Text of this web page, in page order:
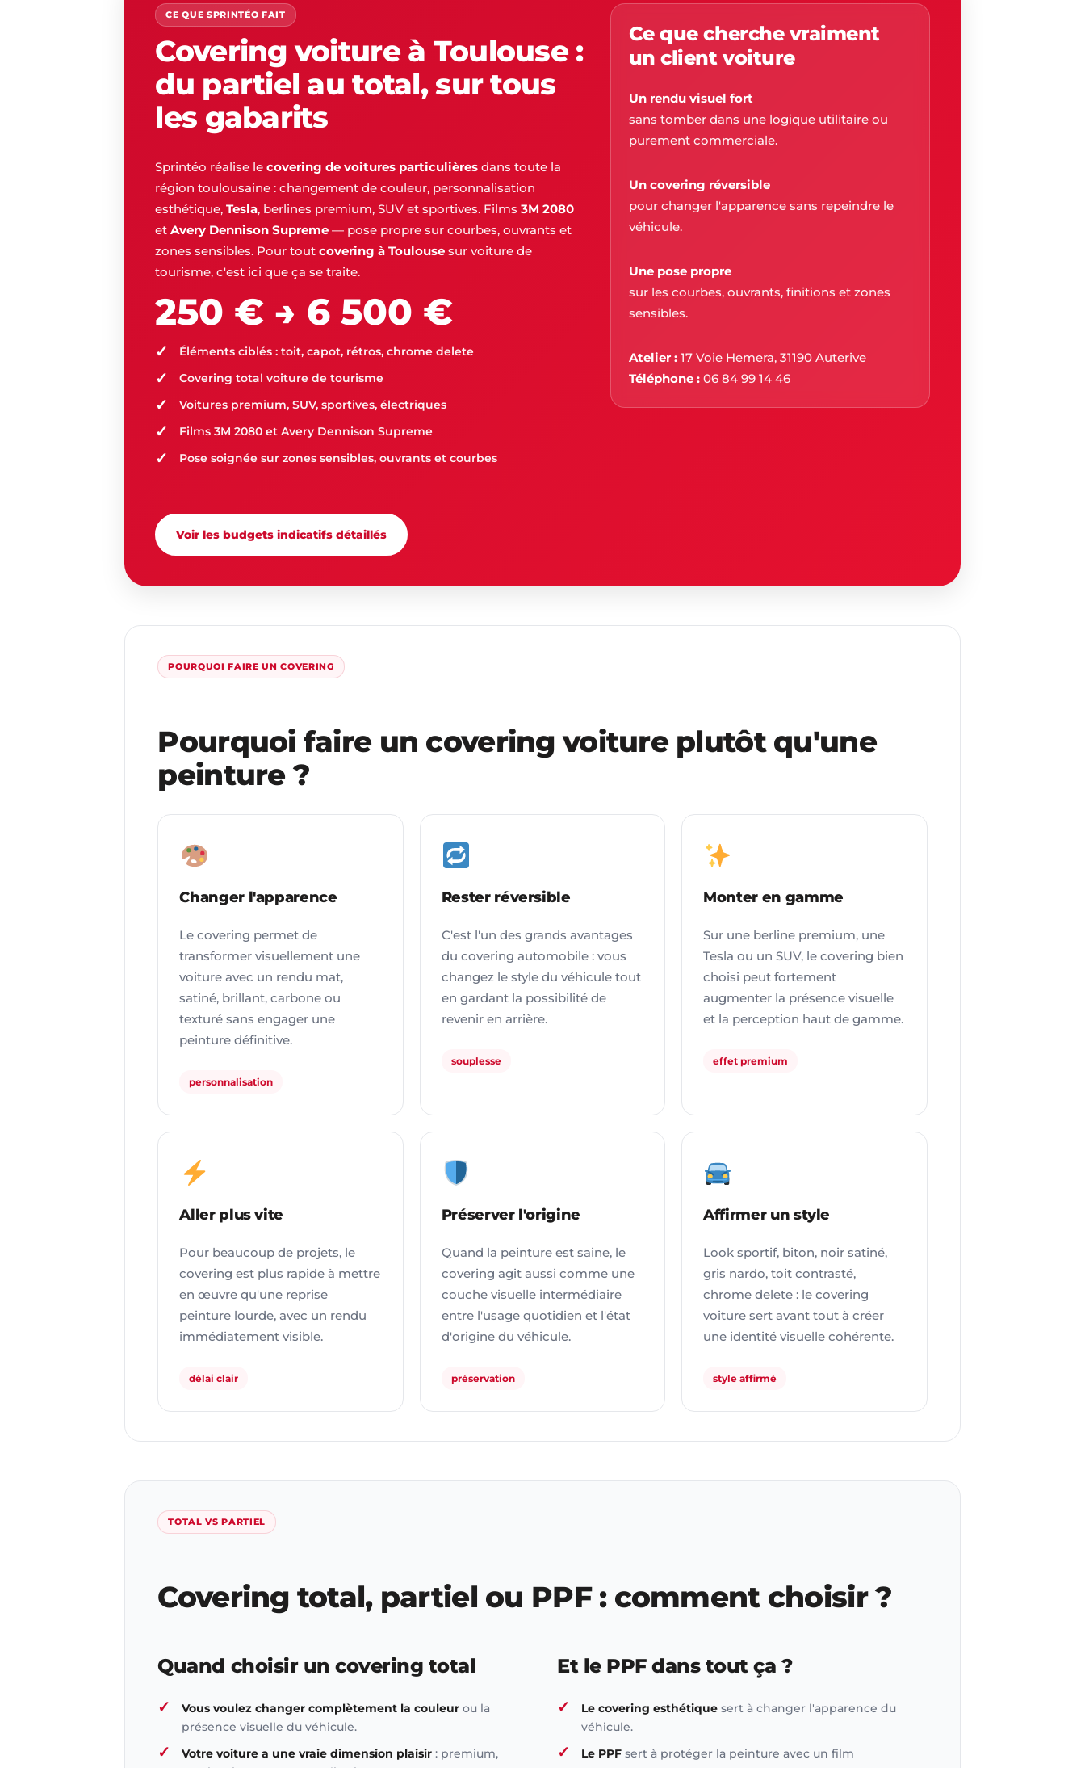
CE QUE SPRINTÉO FAIT
Covering voiture à Toulouse :
du partiel au total, sur tous
les gabarits
Sprintéo réalise lecovering de voitures particulières dans toute la
région toulousaine : changement de couleur, personnalisation
esthétique,Tesla, berlines premium, SUV et sportives. Films3M 2080
etAvery Dennison Supreme — pose propre sur courbes, ouvrants et
zones sensibles. Pour toutcovering à Toulouse sur voiture de
tourisme, c'est ici que ça se traite.
250 € → 6 500 €
Éléments ciblés : toit, capot, rétros, chrome delete
Covering total voiture de tourisme
Voitures premium, SUV, sportives, électriques
Films 3M 2080 et Avery Dennison Supreme
Pose soignée sur zones sensibles, ouvrants et courbes
Voir les budgets indicatifs détaillés
Ce que cherche vraiment
un client voiture
Un rendu visuel fort
sans tomber dans une logique utilitaire ou
purement commerciale.
Un covering réversible
pour changer l'apparence sans repeindre le
véhicule.
Une pose propre
sur les courbes, ouvrants, finitions et zones
sensibles.
Atelier :17 Voie Hemera, 31190 Auterive
Téléphone :06 84 99 14 46
POURQUOI FAIRE UN COVERING
Pourquoi faire un covering voiture plutôt qu'une
peinture ?
Changer l'apparence
Le covering permet de
transformer visuellement une
voiture avec un rendu mat,
satiné, brillant, carbone ou
texturé sans engager une
peinture définitive.
personnalisation
Rester réversible
C'est l'un des grands avantages
du covering automobile : vous
changez le style du véhicule tout
en gardant la possibilité de
revenir en arrière.
souplesse
Monter en gamme
Sur une berline premium, une
Tesla ou un SUV, le covering bien
choisi peut fortement
augmenter la présence visuelle
et la perception haut de gamme.
effet premium
Aller plus vite
Pour beaucoup de projets, le
covering est plus rapide à mettre
en œuvre qu'une reprise
peinture lourde, avec un rendu
immédiatement visible.
délai clair
Préserver l'origine
Quand la peinture est saine, le
covering agit aussi comme une
couche visuelle intermédiaire
entre l'usage quotidien et l'état
d'origine du véhicule.
préservation
Affirmer un style
Look sportif, biton, noir satiné,
gris nardo, toit contrasté,
chrome delete : le covering
voiture sert avant tout à créer
une identité visuelle cohérente.
style affirmé
TOTAL VS PARTIEL
Covering total, partiel ou PPF : comment choisir ?
Quand choisir un covering total
Vous voulez changer complètement la couleur ou la
présence visuelle du véhicule.
Votre voiture a une vraie dimension plaisir : premium,
Et le PPF dans tout ça ?
Le covering esthétique sert à changer l'apparence du
véhicule.
Le PPF sert à protéger la peinture avec un film